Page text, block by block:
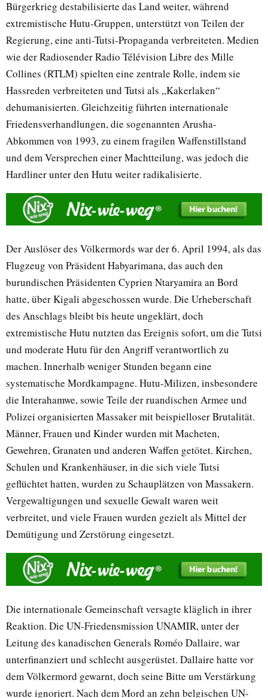
Bürgerkrieg destabilisierte das Land weiter, während
extremistische Hutu-Gruppen, unterstützt von Teilen der
Regierung, eine anti-Tutsi-Propaganda verbreiteten. Medien
wie der Radiosender Radio Télévision Libre des Mille
Collines (RTLM) spielten eine zentrale Rolle, indem sie
Hassreden verbreiteten und Tutsi als „Kakerlaken“
dehumanisierten. Gleichzeitig führten internationale
Friedensverhandlungen, die sogenannten Arusha-
Abkommen von 1993, zu einem fragilen Waffenstillstand
und dem Versprechen einer Machtteilung, was jedoch die
Hardliner unter den Hutu weiter radikalisierte.
Der Auslöser des Völkermords war der 6. April 1994, als das
Flugzeug von Präsident Habyarimana, das auch den
burundischen Präsidenten Cyprien Ntaryamira an Bord
hatte, über Kigali abgeschossen wurde. Die Urheberschaft
des Anschlags bleibt bis heute ungeklärt, doch
extremistische Hutu nutzten das Ereignis sofort, um die Tutsi
und moderate Hutu für den Angriff verantwortlich zu
machen. Innerhalb weniger Stunden begann eine
systematische Mordkampagne. Hutu-Milizen, insbesondere
die Interahamwe, sowie Teile der ruandischen Armee und
Polizei organisierten Massaker mit beispielloser Brutalität.
Männer, Frauen und Kinder wurden mit Macheten,
Gewehren, Granaten und anderen Waffen getötet. Kirchen,
Schulen und Krankenhäuser, in die sich viele Tutsi
geflüchtet hatten, wurden zu Schauplätzen von Massakern.
Vergewaltigungen und sexuelle Gewalt waren weit
verbreitet, und viele Frauen wurden gezielt als Mittel der
Demütigung und Zerstörung eingesetzt.
Die internationale Gemeinschaft versagte kläglich in ihrer
Reaktion. Die UN-Friedensmission UNAMIR, unter der
Leitung des kanadischen Generals Roméo Dallaire, war
unterfinanziert und schlecht ausgerüstet. Dallaire hatte vor
dem Völkermord gewarnt, doch seine Bitte um Verstärkung
wurde ignoriert. Nach dem Mord an zehn belgischen UN-